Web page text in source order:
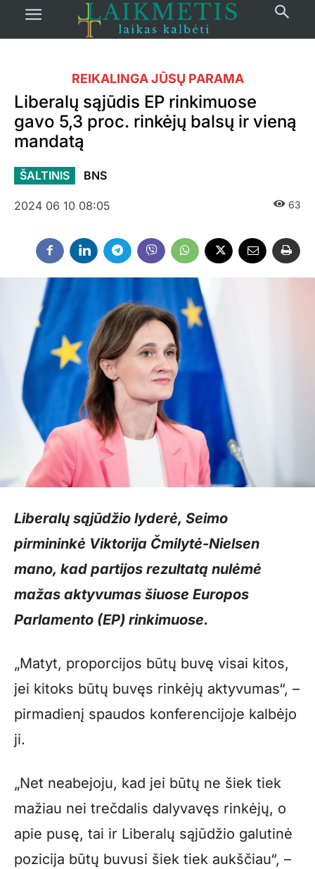
REIKALINGA JŪSŲ PARAMA
Liberalų sąjūdis EP rinkimuose
gavo 5,3 proc. rinkėjų balsų ir vieną
mandatą
ŠALTINIS BNS
2024 06 10 08:05 63
Liberalų sąjūdžio lyderė, Seimo
pirmininkė Viktorija Čmilytė-Nielsen
mano, kad partijos rezultatą nulėmė
mažas aktyvumas šiuose Europos
Parlamento (EP) rinkimuose.
„Matyt, proporcijos būtų buvę visai kitos,
jei kitoks būtų buvęs rinkėjų aktyvumas“, –
pirmadienį spaudos konferencijoje kalbėjo
ji.
„Net neabejoju, kad jei būtų ne šiek tiek
mažiau nei trečdalis dalyvavęs rinkėjų, o
apie pusę, tai ir Liberalų sąjūdžio galutinė
pozicija būtų buvusi šiek tiek aukščiau“, –